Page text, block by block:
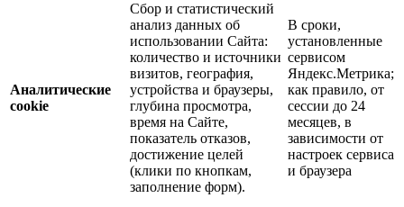
Аналитические
cookie
Сбор и статистический
анализ данных об
использовании Сайта:
количество и источники
визитов, география,
устройства и браузеры,
глубина просмотра,
время на Сайте,
показатель отказов,
достижение целей
(клики по кнопкам,
заполнение форм).
В сроки,
установленные
сервисом
Яндекс.Метрика;
как правило, от
сессии до 24
месяцев, в
зависимости от
настроек сервиса
и браузера